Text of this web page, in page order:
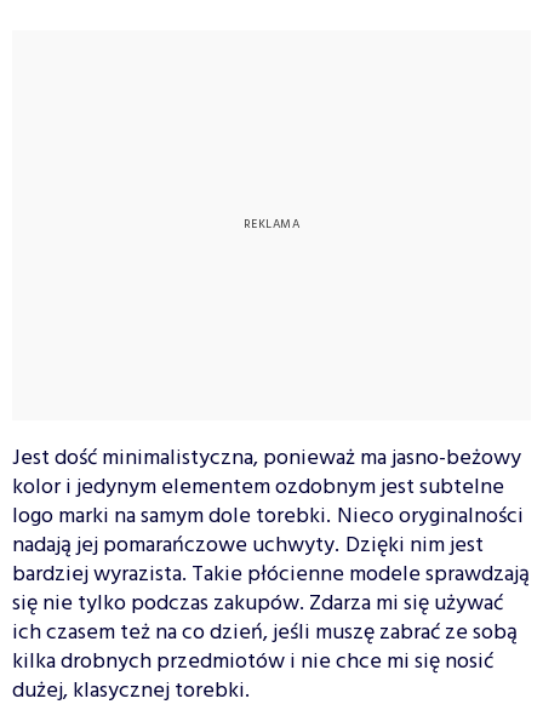
Jest dość minimalistyczna, ponieważ ma jasno-beżowy
kolor i jedynym elementem ozdobnym jest subtelne
logo marki na samym dole torebki. Nieco oryginalności
nadają jej pomarańczowe uchwyty. Dzięki nim jest
bardziej wyrazista. Takie płócienne modele sprawdzają
się nie tylko podczas zakupów. Zdarza mi się używać
ich czasem też na co dzień, jeśli muszę zabrać ze sobą
kilka drobnych przedmiotów i nie chce mi się nosić
dużej, klasycznej torebki.